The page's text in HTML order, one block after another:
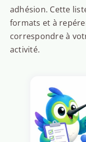
adhésion. Cette
formats et à
correspondre à
activité.